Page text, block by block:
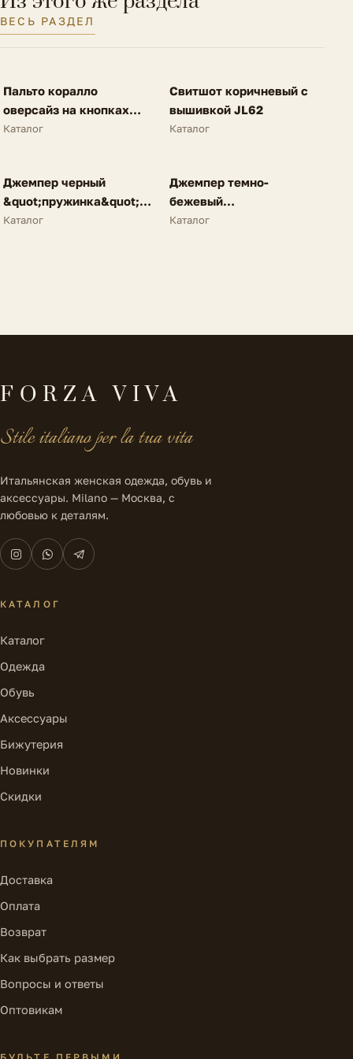
ВЕСЬ РАЗДЕЛ
SALE
FV
Пальто коралло
оверсайз на кнопках
A62
Каталог
NEW
FV
Свитшот коричневый с
вышивкой JL62
Каталог
NEW
FV
Джемпер черный
&quot;пружинка&quot;
N25
Каталог
NEW
FV
Джемпер темно-
бежевый
&quot;пружинка&quot;
Каталог
FORZA VIVA
Stile italiano per la tua vita
Итальянская женская одежда, обувь и
аксессуары. Milano — Москва, с
любовью к деталям.
КАТАЛОГ
Каталог
Одежда
Обувь
Аксессуары
Бижутерия
Новинки
Скидки
ПОКУПАТЕЛЯМ
Доставка
Оплата
Возврат
Как выбрать размер
Вопросы и ответы
Оптовикам